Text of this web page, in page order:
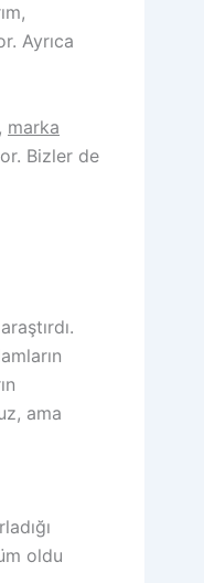
Ayrıca
marka
Bizler de
ama
oldu